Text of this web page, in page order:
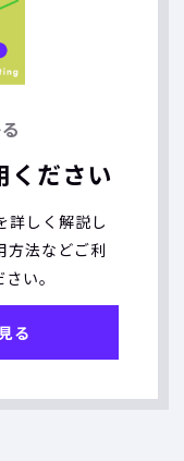
ください
しく解説し
法などご利
い。
る